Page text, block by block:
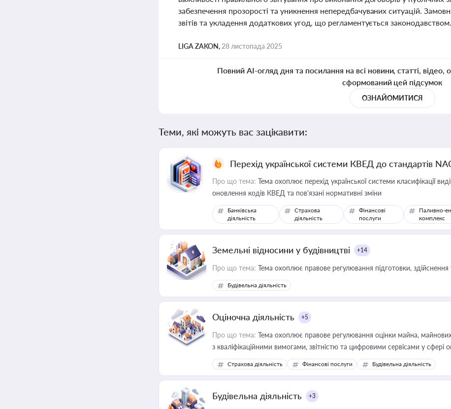
забезпечення прозорості та уникнення непередбачуваних ситуацій.
звітів та укладення додаткових угод, що регламентується законодавством.
LIGA ZAKON, 28 листопада 2025
Повний AI-огляд дня та посилання на всі новини, статті, відео,
сформований цей підсумок
ОЗНАЙОМИТИСЯ
Теми, які можуть вас зацікавити:
Перехід української системи КВЕД до стандартів
Про що тема: Тема охоплює перехід української системи класифікації
оновлення кодів КВЕД та пов'язані нормативні зміни
Банківська
діяльність
Страхова
діяльність
Фінансові
послуги
Паливно-
комплекс
Земельні відносини у будівництві +14
Про що тема: Тема охоплює правове регулювання підготовки, здійснення
Будівельна діяльність
Оціночна діяльність +5
Про що тема: Тема охоплює правове регулювання оцінки майна, майнових
з кваліфікаційними вимогами, звітністю та цифровими сервісами у сфері
медійних змін у цій сфері корисне для власника бізнесу, керівника,
приватизації, оренди державного майна, корпоративних угод і перевірки
Страхова діяльність Фінансові послуги Будівельна діяльність
Будівельна діяльність +3